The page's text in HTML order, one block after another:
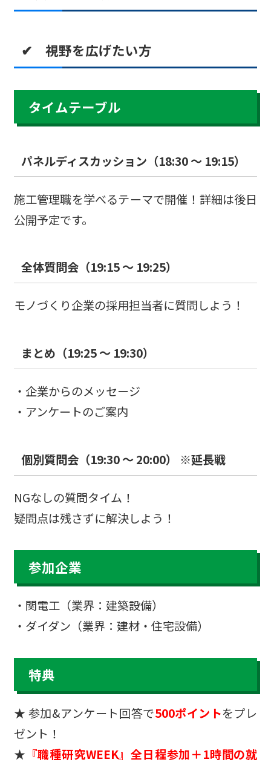
✔ 視野を広げたい方
タイムテーブル
パネルディスカッション（18:30 ～ 19:15）
施工管理職を学べるテーマで開催！詳細は後日
公開予定です。
全体質問会（19:15 ～ 19:25）
モノづくり企業の採用担当者に質問しよう！
まとめ（19:25 ～ 19:30）
・企業からのメッセージ
・アンケートのご案内
個別質問会（19:30 ～ 20:00） ※延長戦
NGなしの質問タイム！
疑問点は残さずに解決しよう！
参加企業
・関電工（業界：建築設備）
・ダイダン（業界：建材・住宅設備）
特典
★ 参加&アンケート回答で500ポイントをプレ
ゼント！
★ 『職種研究WEEK』全日程参加＋1時間の就